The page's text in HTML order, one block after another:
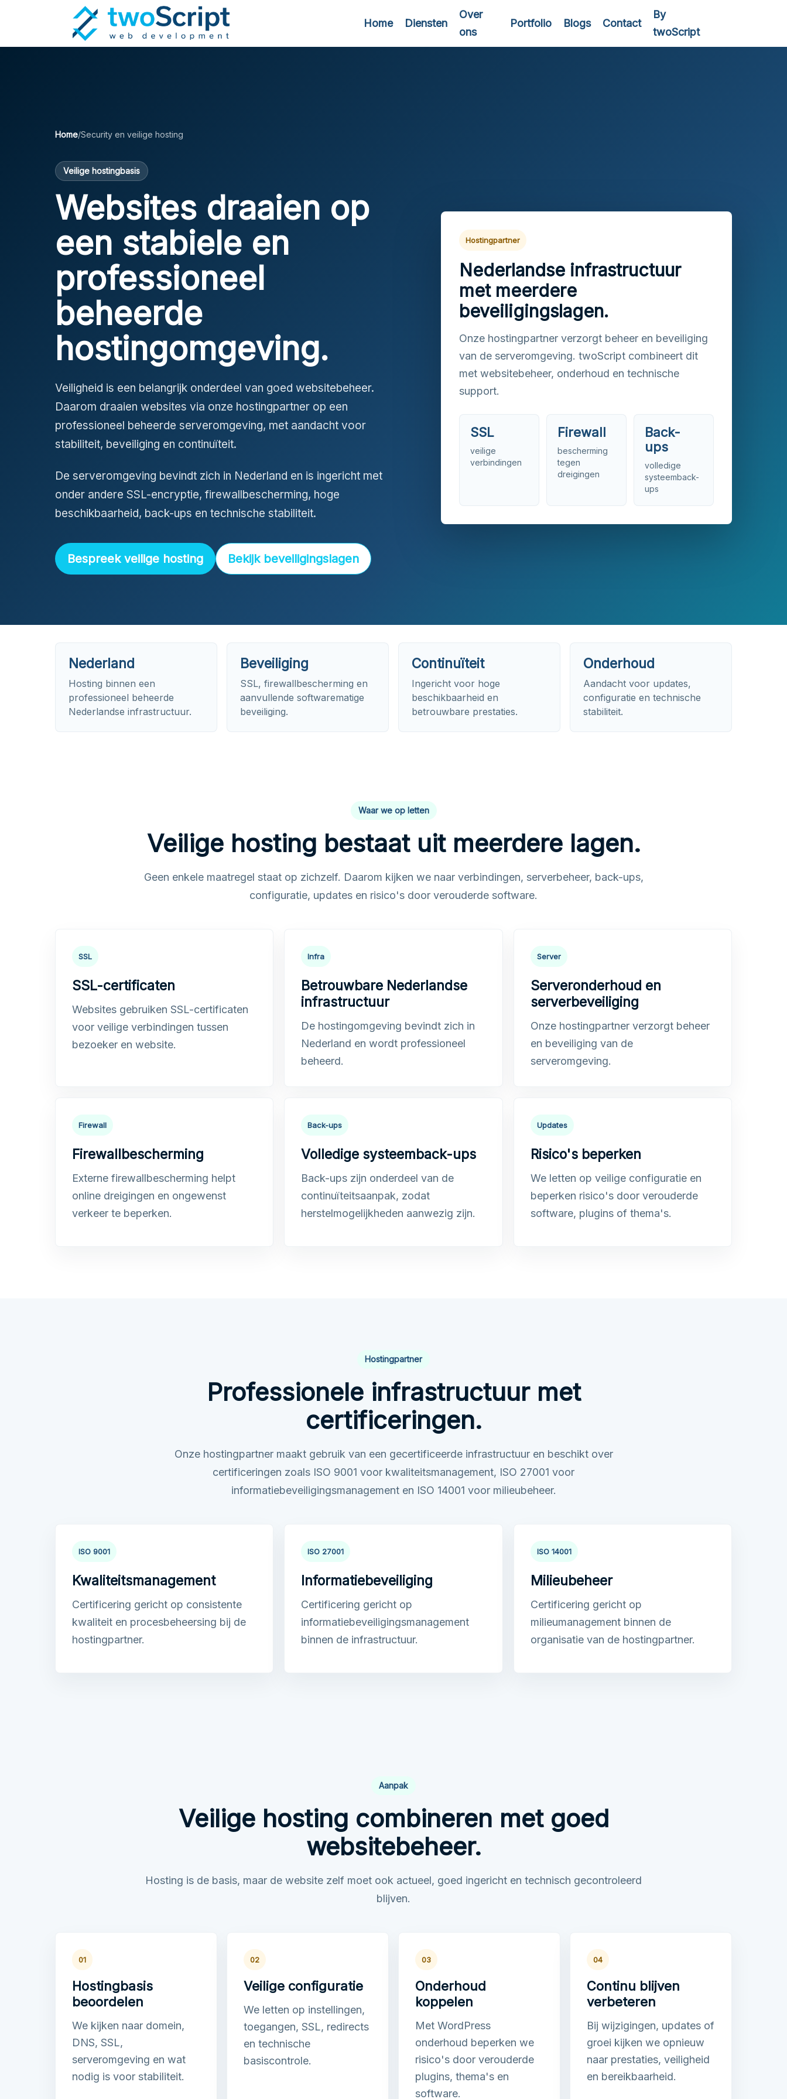
Home Diensten
Over
ons
Portfolio Blogs Contact
By
twoScript
Home/Security en veilige hosting
Veilige hostingbasis
Websites draaien op
een stabiele en
professioneel
beheerde
hostingomgeving.
Veiligheid is een belangrijk onderdeel van goed websitebeheer.
Daarom draaien websites via onze hostingpartner op een
professioneel beheerde serveromgeving, met aandacht voor
stabiliteit, beveiliging en continuïteit.
De serveromgeving bevindt zich in Nederland en is ingericht met
onder andere SSL-encryptie, firewallbescherming, hoge
beschikbaarheid, back-ups en technische stabiliteit.
Bespreek veilige hosting Bekijk beveiligingslagen
Hostingpartner
Nederlandse infrastructuur
met meerdere
beveiligingslagen.
Onze hostingpartner verzorgt beheer en beveiliging
van de serveromgeving. twoScript combineert dit
met websitebeheer, onderhoud en technische
support.
SSL
veilige
verbindingen
Firewall
bescherming
tegen
dreigingen
Back-
ups
volledige
systeemback-
ups
Nederland
Hosting binnen een
professioneel beheerde
Nederlandse infrastructuur.
Beveiliging
SSL, firewallbescherming en
aanvullende softwarematige
beveiliging.
Continuïteit
Ingericht voor hoge
beschikbaarheid en
betrouwbare prestaties.
Onderhoud
Aandacht voor updates,
configuratie en technische
stabiliteit.
Waar we op letten
Veilige hosting bestaat uit meerdere lagen.
Geen enkele maatregel staat op zichzelf. Daarom kijken we naar verbindingen, serverbeheer, back-ups,
configuratie, updates en risico's door verouderde software.
SSL
SSL-certificaten
Websites gebruiken SSL-certificaten
voor veilige verbindingen tussen
bezoeker en website.
Infra
Betrouwbare Nederlandse
infrastructuur
De hostingomgeving bevindt zich in
Nederland en wordt professioneel
beheerd.
Server
Serveronderhoud en
serverbeveiliging
Onze hostingpartner verzorgt beheer
en beveiliging van de
serveromgeving.
Firewall
Firewallbescherming
Externe firewallbescherming helpt
online dreigingen en ongewenst
verkeer te beperken.
Back-ups
Volledige systeemback-ups
Back-ups zijn onderdeel van de
continuïteitsaanpak, zodat
herstelmogelijkheden aanwezig zijn.
Updates
Risico's beperken
We letten op veilige configuratie en
beperken risico's door verouderde
software, plugins of thema's.
Hostingpartner
Professionele infrastructuur met
certificeringen.
Onze hostingpartner maakt gebruik van een gecertificeerde infrastructuur en beschikt over
certificeringen zoals ISO 9001 voor kwaliteitsmanagement, ISO 27001 voor
informatiebeveiligingsmanagement en ISO 14001 voor milieubeheer.
ISO 9001
Kwaliteitsmanagement
Certificering gericht op consistente
kwaliteit en procesbeheersing bij de
hostingpartner.
ISO 27001
Informatiebeveiliging
Certificering gericht op
informatiebeveiligingsmanagement
binnen de infrastructuur.
ISO 14001
Milieubeheer
Certificering gericht op
milieumanagement binnen de
organisatie van de hostingpartner.
Aanpak
Veilige hosting combineren met goed
websitebeheer.
Hosting is de basis, maar de website zelf moet ook actueel, goed ingericht en technisch gecontroleerd
blijven.
01
Hostingbasis
beoordelen
We kijken naar domein,
DNS, SSL,
serveromgeving en wat
nodig is voor stabiliteit.
02
Veilige configuratie
We letten op instellingen,
toegangen, SSL, redirects
en technische
basiscontrole.
03
Onderhoud
koppelen
Met WordPress
onderhoud beperken we
risico's door verouderde
plugins, thema's en
software.
04
Continu blijven
verbeteren
Bij wijzigingen, updates of
groei kijken we opnieuw
naar prestaties, veiligheid
en bereikbaarheid.